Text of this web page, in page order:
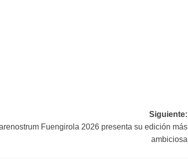
Siguiente:
Fuengirola 2026 presenta su edición más
ambiciosa